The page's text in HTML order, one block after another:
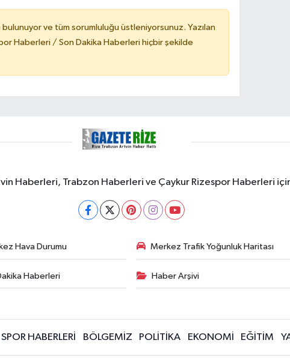
bulunuyor ve tüm sorumluluğu üstleniyorsunuz. Yazılan
Haberleri / Son Dakika Haberleri hiçbir şekilde
Haberleri, Trabzon Haberleri ve Çaykur Rizespor Haberleri
Hava Durumu Merkez Trafik Yoğunluk Haritası
Haberleri Haber Arşivi
SPOR HABERLERİ BÖLGEMİZ POLİTİKA EKONOMİ EĞİTİM